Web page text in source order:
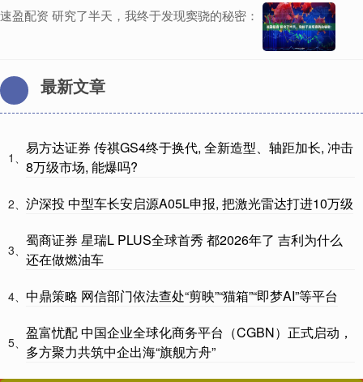
速盈配资 研究了半天，我终于发现窦骁的秘密：
最新文章
1、
易方达证券 传祺GS4终于换代, 全新造型、轴距加长, 冲击
8万级市场, 能爆吗?
2、 沪深投 中型车长安启源A05L申报, 把激光雷达打进10万级
3、
蜀商证券 星瑞L PLUS全球首秀 都2026年了 吉利为什么
还在做燃油车
4、 中鼎策略 网信部门依法查处“剪映”“猫箱”“即梦AI”等平台
5、
盈富忧配 中国企业全球化商务平台（CGBN）正式启动，
多方聚力共筑中企出海“旗舰方舟”